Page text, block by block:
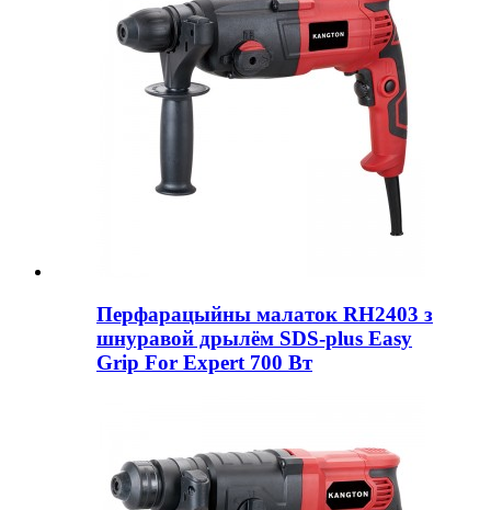
Перфарацыйны малаток RH2403 з
шнуравой дрылём SDS-plus Easy
Grip For Expert 700 Вт